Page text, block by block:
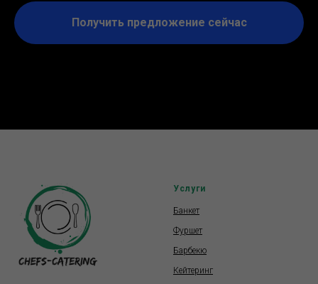
Получить предложение сейчас
Услуги
Банкет
Фуршет
Барбекю
Кейтеринг